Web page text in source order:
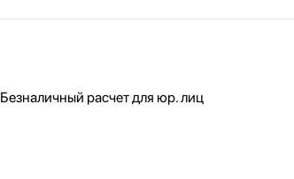
Безналичный расчет для юр. лиц